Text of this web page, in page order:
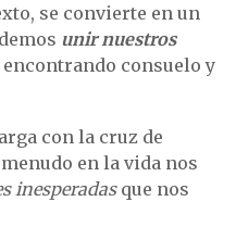
se convierte en un
unir nuestros
encontrando consuelo y
con la cruz de
en la vida nos
inesperadasque nos